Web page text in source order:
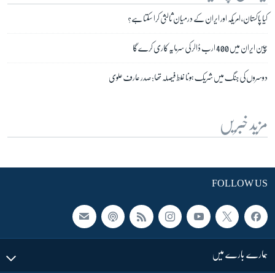
کیا پاکستان، امریکہ اور ایران کے درمیان ثالثی کرا سکتا ہے؟
چین ایران میں 400 ارب ڈالر کی سرمایہ کاری کرے گا
دوسروں کی جنگ میں شریک ہونا غلط فیصلہ تھا: صدر عارف علوی
مزید خبریں
FOLLOW US
ہمارے بارے میں